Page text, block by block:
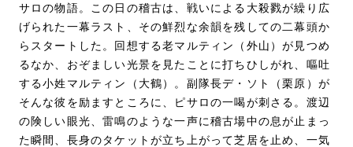
サロの物語。この日の稽古は、戦いによる大殺戮が繰り広
げられた一幕ラスト、その鮮烈な余韻を残しての二幕頭か
らスタートした。回想する老マルティン（外山）が見つめ
るなか、おぞましい光景を見たことに打ちひしがれ、嘔吐
する小姓マルティン（大鶴）。副隊長デ・ソト（栗原）が
そんな彼を励ますところに、ピサロの一喝が刺さる。渡辺
の険しい眼光、雷鳴のような一声に稽古場中の息が止まっ
た瞬間、長身のタケットが立ち上がって芝居を止め、一気